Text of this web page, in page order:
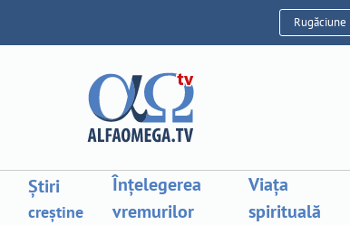
Rugăciune
Știri
creștine
Înțelegerea
vremurilor
Viața
spirituală